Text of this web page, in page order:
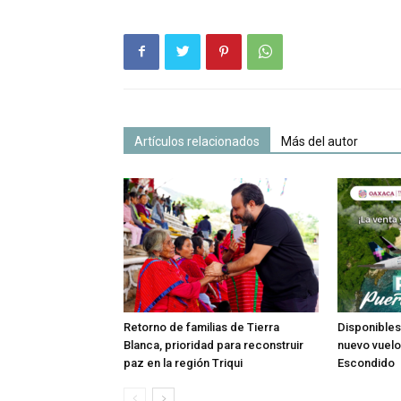
Artículos relacionados Más del autor
Retorno de familias de Tierra
Blanca, prioridad para reconstruir
paz en la región Triqui
nuevo
Escondido